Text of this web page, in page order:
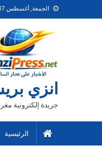
to
الجمعة, أغسطس 07, 2026
انزي
جريدة إلكترونية
الرئيسية